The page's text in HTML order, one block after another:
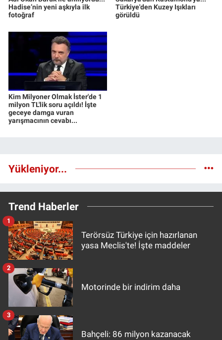
Hadise’nin yeni aşkıyla ilk
fotoğraf
Türkiye'den Kuzey Işıkları
görüldü
Kim Milyoner Olmak İster'de 1
milyon TL'lik soru açıldı! İşte
geceye damga vuran
yarışmacının cevabı...
Yükleniyor...
Trend Haberler
Terörsüz Türkiye için hazırlanan
yasa Meclis'te! İşte maddeler
1
Motorinde bir indirim daha
2
Bahçeli: 86 milyon kazanacak
3